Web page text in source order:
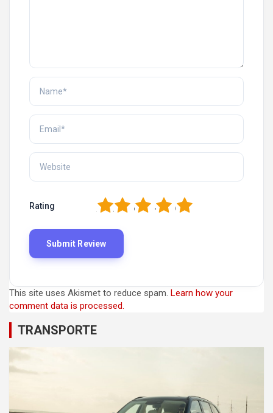
Rating 5
4
3
2
This site uses Akismet to reduce spam. Learn how your
comment data is processed.
TRANSPORTE